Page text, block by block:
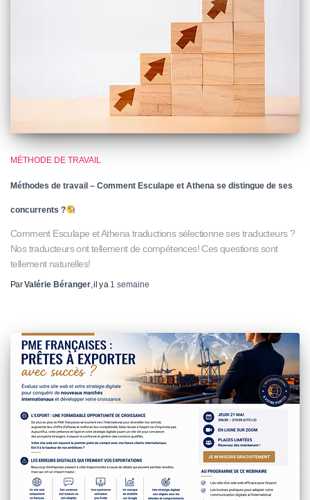
MÉTHODE DE TRAVAIL
Méthodes de travail – Comment Esculape et Athena se distingue de ses
concurrents ?
Comment Esculape et Athena traductions sélectionne ses traducteurs ?
Nos traducteurs ont tellement de compétences! Ces questions sont
tellement naturelles!
ParValérie Béranger, il y a 1 semaine